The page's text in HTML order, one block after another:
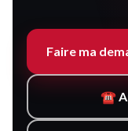
Faire ma
☎